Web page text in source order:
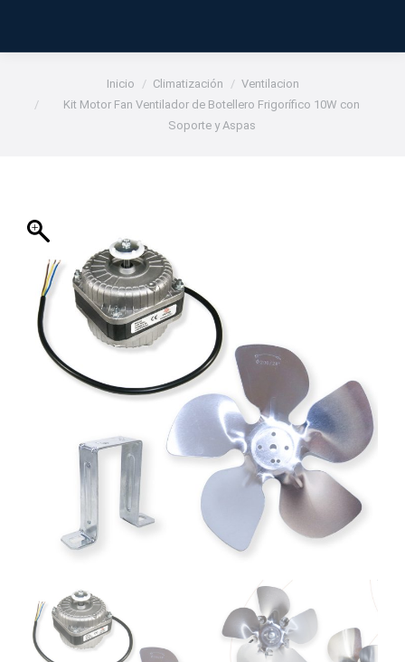
Inicio Climatización
Ventilacion
Kit Motor Fan Ventilador de Botellero Frigorífico 10W con
Soporte y Aspas